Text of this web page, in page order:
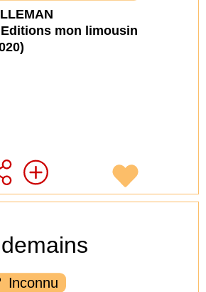
Editions mon limousin
Inconnu